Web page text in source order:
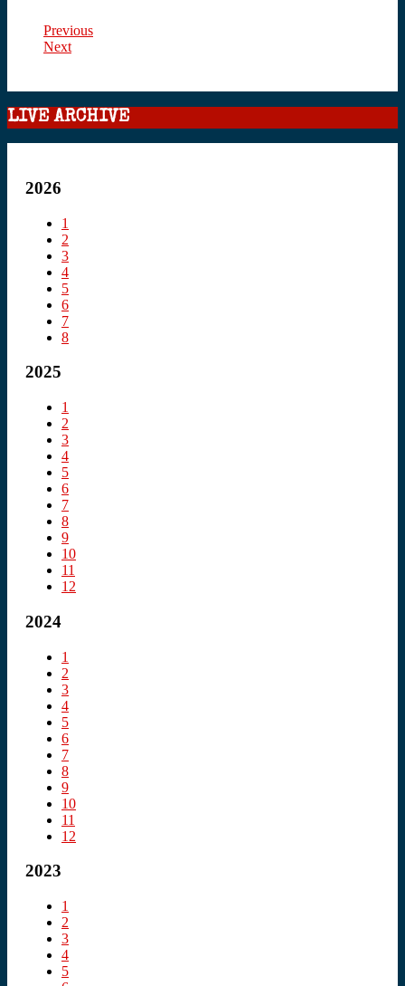
Previous
Next
LIVE ARCHIVE
2026
1
2
3
4
5
6
7
8
2025
1
2
3
4
5
6
7
8
9
10
11
12
2024
1
2
3
4
5
6
7
8
9
10
11
12
2023
1
2
3
4
5